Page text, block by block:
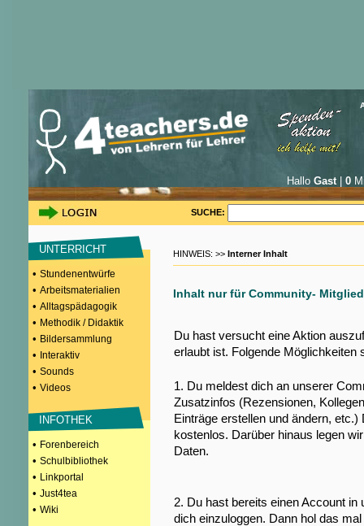
Hallo Gast| 0
SUCHE:
UNTERRICHT
• Stundenentwürfe
• Arbeitsmaterialien
• Alltagspädagogik
• Methodik / Didaktik
• Bildersammlung
• Interaktiv
• Sounds
• Videos
INFOTHEK
• Forenbereich
• Schulbibliothek
• Linkportal
• Just4tea
• Wiki
HINWEIS: >> Interner Inhalt
Inhalt nur für Community-
Du hast versucht eine Aktion
erlaubt ist. Folgende Möglichkeiten
1. Du meldest dich an unserer
Zusatzinfos (Rezensionen,
Einträge erstellen und ändern,
kostenlos. Darüber hinaus legen
Daten.
2. Du hast bereits einen Account
dich einzuloggen. Dann hol das